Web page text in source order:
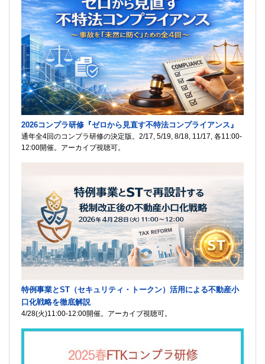
2026コンプラ研修『ゼロから見直す不特法コンプライアンス』
通年全4回のコンプラ研修の決定版。2/17, 5/19, 8/18, 11/17, 各11:00-
12:00開催。アーカイブ視聴可。
特例事業とST（セキュリティ・トークン）活用による不動産小
口化戦略を徹底解説
4/28(火)11:00-12:00開催。アーカイブ視聴可。